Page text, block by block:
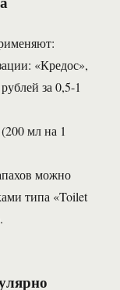
«Кредос»,
за 0,5-1
мл на 1
можно
типа «Toilet